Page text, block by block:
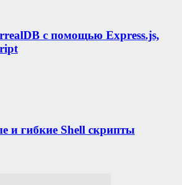
с помощью Express.js,
и гибкие Shell скрипты